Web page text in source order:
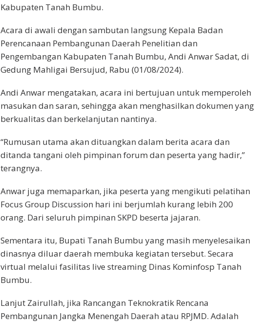
Kabupaten Tanah Bumbu.
Acara di awali dengan sambutan langsung Kepala Badan
Perencanaan Pembangunan Daerah Penelitian dan
Pengembangan Kabupaten Tanah Bumbu, Andi Anwar Sadat, di
Gedung Mahligai Bersujud, Rabu (01/08/2024).
Andi Anwar mengatakan, acara ini bertujuan untuk memperoleh
masukan dan saran, sehingga akan menghasilkan dokumen yang
berkualitas dan berkelanjutan nantinya.
“Rumusan utama akan dituangkan dalam berita acara dan
ditanda tangani oleh pimpinan forum dan peserta yang hadir,”
terangnya.
Anwar juga memaparkan, jika peserta yang mengikuti pelatihan
Focus Group Discussion hari ini berjumlah kurang lebih 200
orang. Dari seluruh pimpinan SKPD beserta jajaran.
Sementara itu, Bupati Tanah Bumbu yang masih menyelesaikan
dinasnya diluar daerah membuka kegiatan tersebut. Secara
virtual melalui fasilitas live streaming Dinas Kominfosp Tanah
Bumbu.
Lanjut Zairullah, jika Rancangan Teknokratik Rencana
Pembangunan Jangka Menengah Daerah atau RPJMD. Adalah